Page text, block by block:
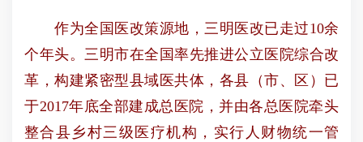
作为全国医改策源地，三明医改已走过10余
个年头。三明市在全国率先推进公立医院综合改
革，构建紧密型县域医共体，各县（市、区）已
于2017年底全部建成总医院，并由各总医院牵头
整合县乡村三级医疗机构，实行人财物统一管